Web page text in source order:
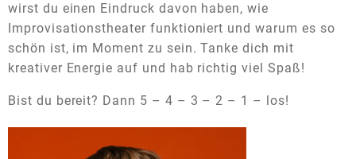
wirst du einen Eindruck davon haben, wie
Improvisationstheater funktioniert und warum es so
schön ist, im Moment zu sein. Tanke dich mit
kreativer Energie auf und hab richtig viel Spaß!
Bist du bereit? Dann 5 – 4 – 3 – 2 – 1 – los!